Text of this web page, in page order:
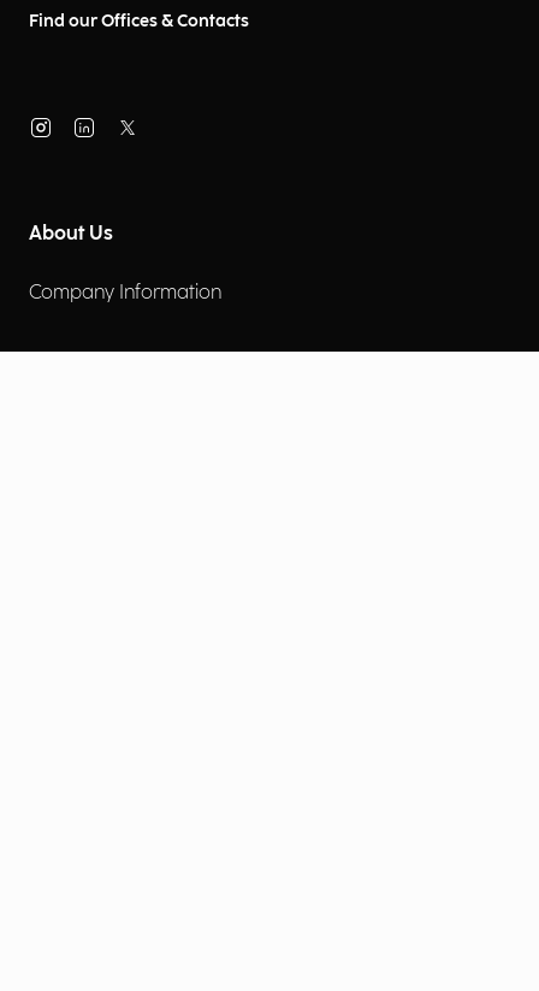
Find our Offices & Contacts
About Us
Company Information